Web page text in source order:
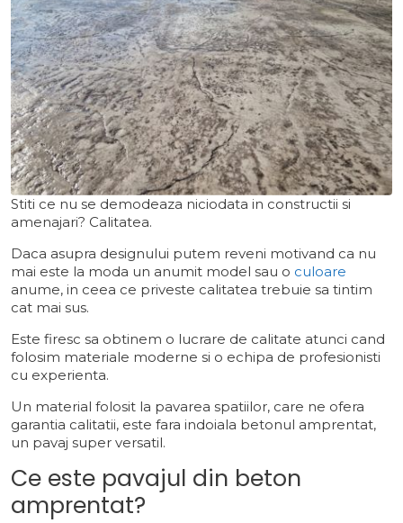
Stiti ce nu se demodeaza niciodata in constructii si
amenajari? Calitatea.
Daca asupra designului putem reveni motivand ca nu
mai este la moda un anumit model sau o culoare
anume, in ceea ce priveste calitatea trebuie sa tintim
cat mai sus.
Este firesc sa obtinem o lucrare de calitate atunci cand
folosim materiale moderne si o echipa de profesionisti
cu experienta.
Un material folosit la pavarea spatiilor, care ne ofera
garantia calitatii, este fara indoiala betonul amprentat,
un pavaj super versatil.
Ce este pavajul din beton
amprentat?